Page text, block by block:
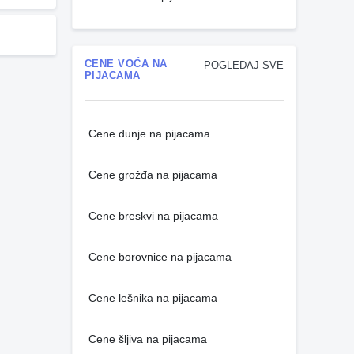
POGLEDAJ SVE
CENE VOĆA NA
PIJACAMA
Cene dunje na pijacama
Cene grožđa na pijacama
Cene breskvi na pijacama
Cene borovnice na pijacama
Cene lešnika na pijacama
Cene šljiva na pijacama